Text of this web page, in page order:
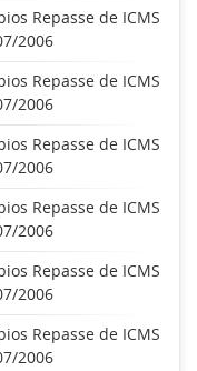
Repasse de ICMS
2006
Repasse de ICMS
2006
Repasse de ICMS
2006
Repasse de ICMS
2006
Repasse de ICMS
2006
Repasse de ICMS
2006